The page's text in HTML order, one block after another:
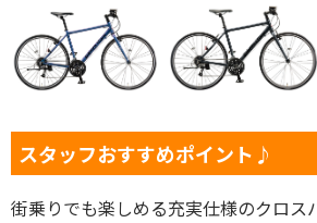
スタッフおすすめポイント♪
街乗りでも楽しめる充実仕様のクロス